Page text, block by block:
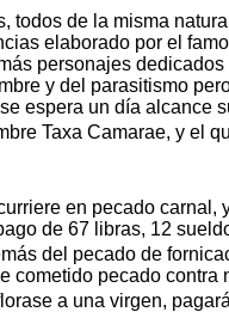
todos de la misma
elaborado por el
personajes
y del parasitismo
espera un día alcance
Taxa Camarae, y el
en pecado
de 67 libras, 12
del pecado de
cometido pecado
a una virgen,